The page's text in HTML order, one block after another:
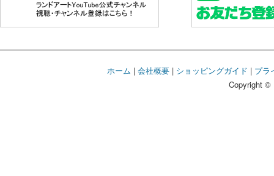
ホーム | 会社概要| ショッピングガイド | プラ
Copyright ©